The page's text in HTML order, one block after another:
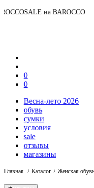
на BAROCCO
0
0
Весна-лето 2026
обувь
сумки
условия
sale
отзывы
магазины
Главная Каталог Женская обувь